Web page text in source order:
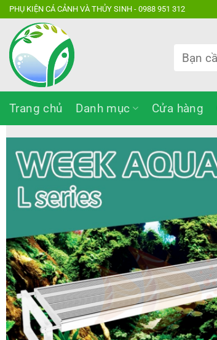
Bỏ
nội
dung
PHỤ KIỆN CÁ CẢNH VÀ THỦY SINH - 0988 951 312
kiếm:
Trang chủ Danh mục Cửa hàng